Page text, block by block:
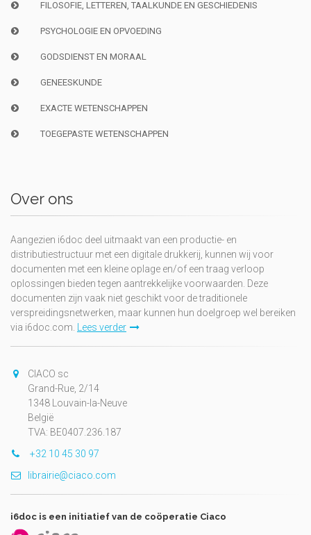
FILOSOFIE, LETTEREN, TAALKUNDE EN GESCHIEDENIS
PSYCHOLOGIE EN OPVOEDING
GODSDIENST EN MORAAL
GENEESKUNDE
EXACTE WETENSCHAPPEN
TOEGEPASTE WETENSCHAPPEN
Over ons
Aangezien i6doc deel uitmaakt van een productie- en
distributiestructuur met een digitale drukkerij, kunnen wij voor
documenten met een kleine oplage en/of een traag verloop
oplossingen bieden tegen aantrekkelijke voorwaarden. Deze
documenten zijn vaak niet geschikt voor de traditionele
verspreidingsnetwerken, maar kunnen hun doelgroep wel bereiken
via i6doc.com. Lees verder
CIACO sc
Grand-Rue, 2/14
1348 Louvain-la-Neuve
België
TVA: BE0407.236.187
+32 10 45 30 97
librairie@ciaco.com
i6doc is een initiatief van de coöperatie Ciaco